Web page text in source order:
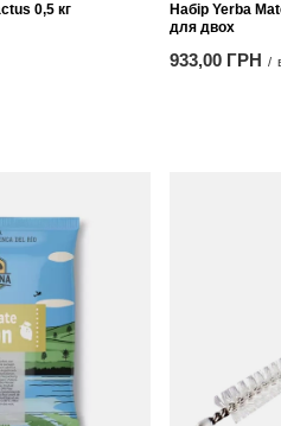
0,5 кг
Набір Yerba
для двох
933,00 ГРН /